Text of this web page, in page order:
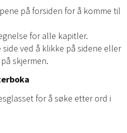
på forsiden for å komme til
for alle kapitler.
ved å klikke på sidene eller
skjermen.
for å søke etter ord i